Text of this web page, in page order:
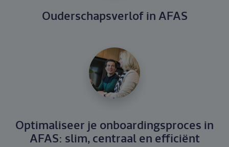
Ouderschapsverlof in AFAS
Optimaliseer je onboardingsproces in
AFAS: slim, centraal en efficiënt